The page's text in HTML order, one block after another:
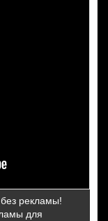
рекламы!
для